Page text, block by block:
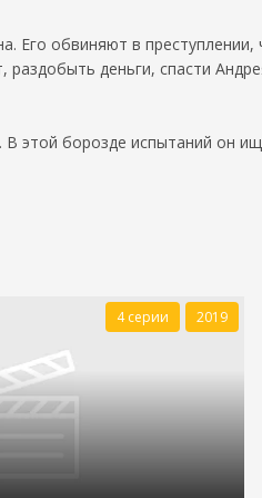
обвиняют в преступлении,
деньги, спасти
этой борозде испытаний он
4 серии 2019